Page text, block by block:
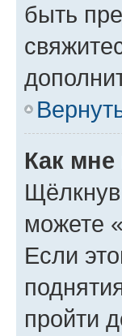
быть
Как
можете
Если
пройти